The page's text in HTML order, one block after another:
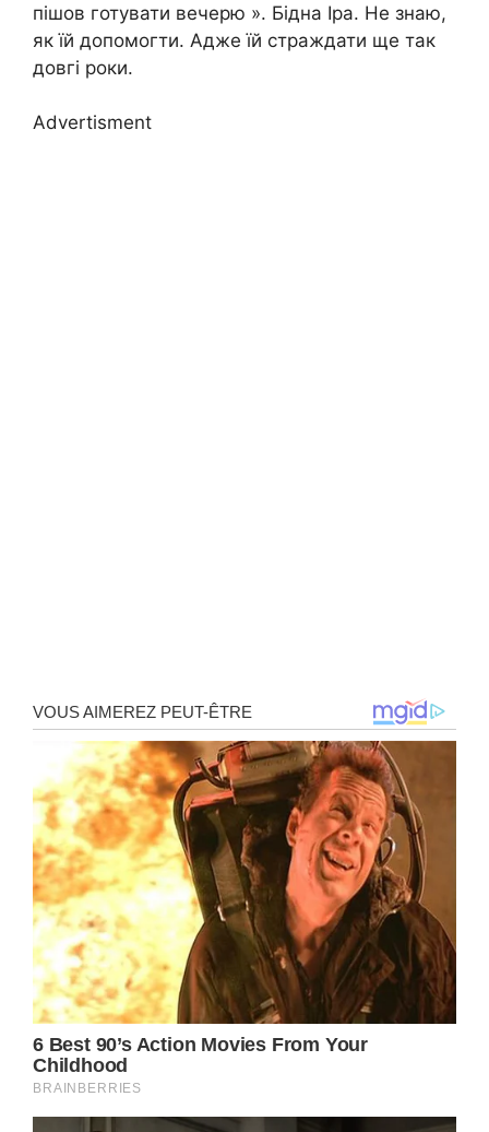
пішов готувати вечерю ». Бідна Іра. Не знаю,
як їй допомогти. Адже їй стpаждати ще так
довгі роки.
Advertisment